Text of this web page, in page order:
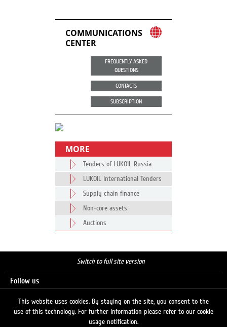
COMMUNICATIONS
CENTER
FREQUENTLY ASKED
QUESTIONS
CONTACTS
SUBSCRIPTION
MORE
Tenders of LUKOIL Russia
LUKOIL International Tenders
Supply chain finance
Non-core assets
Auctions
Switch to full site version
Follow us
This website uses cookies. By staying on the site, you consent to the
use of this technology. For further information please refer to our cookie
usage notification.